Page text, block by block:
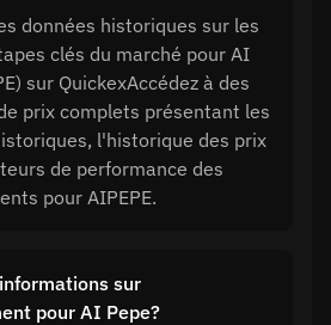
données historiques sur les
clés du marché pour AI
sur QuickexAccédez à des
prix complets présentant les
l'historique des prix
de performance des
pour AIPEPE.
sur
pour AI Pepe?